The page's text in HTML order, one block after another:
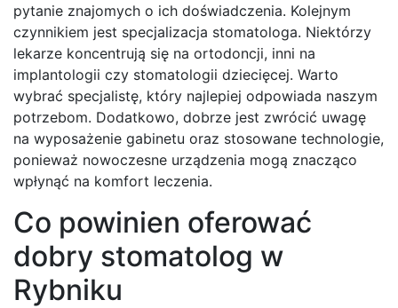
pytanie znajomych o ich doświadczenia. Kolejnym
czynnikiem jest specjalizacja stomatologa. Niektórzy
lekarze koncentrują się na ortodoncji, inni na
implantologii czy stomatologii dziecięcej. Warto
wybrać specjalistę, który najlepiej odpowiada naszym
potrzebom. Dodatkowo, dobrze jest zwrócić uwagę
na wyposażenie gabinetu oraz stosowane technologie,
ponieważ nowoczesne urządzenia mogą znacząco
wpłynąć na komfort leczenia.
Co powinien oferować
dobry stomatolog w
Rybniku